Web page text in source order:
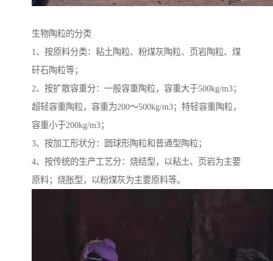
生物陶粒的分类
1、按原料分类：粘土陶粒、粉煤灰陶粒、页岩陶粒、煤
矸石陶粒等；
2、按扩散容重分：一般容重陶粒，容重大于500kg/m3；
超轻容重陶粒，容重为200～500kg/m3；特轻容重陶粒，
容重小于200kg/m3；
3、按加工形状分：圆球形陶粒和普通型陶粒；
4、按传统的生产工艺分：烧结型，以粘土、页岩为主要
原料；烧胀型，以粉煤灰为主要原料等。